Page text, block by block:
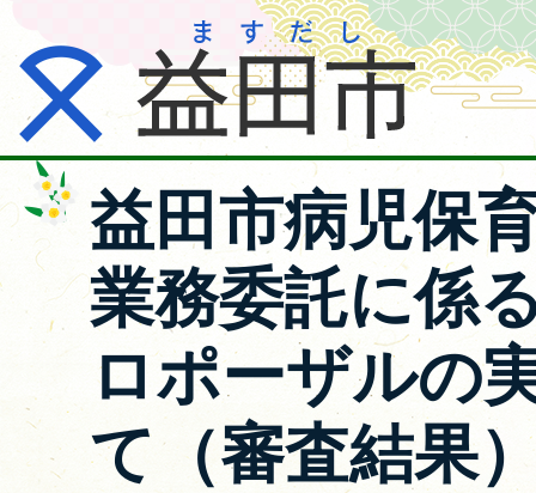
益田市病児保
業務委託に係
ロポーザルの
て（審査結果